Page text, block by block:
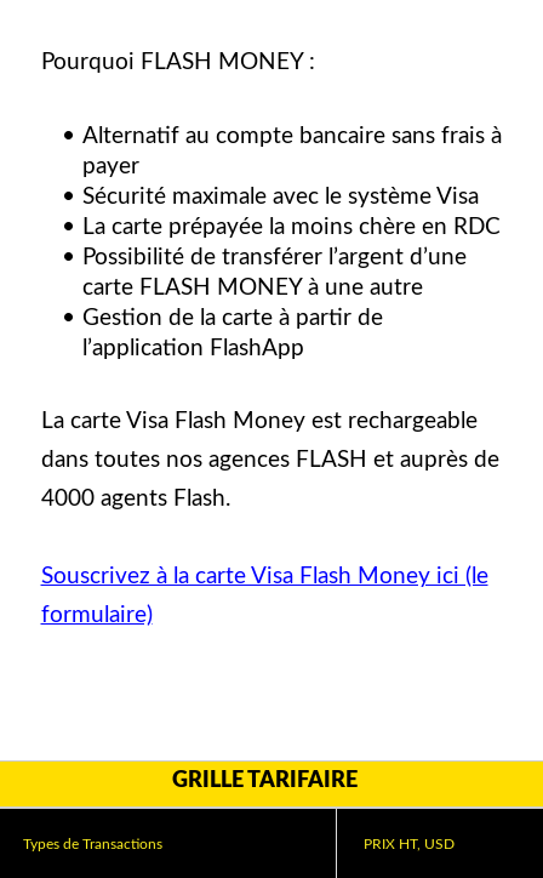
Pourquoi FLASH MONEY :
Alternatif au compte bancaire sans frais à
payer
Sécurité maximale avec le système Visa
La carte prépayée la moins chère en RDC
Possibilité de transférer l’argent d’une
carte FLASH MONEY à une autre
Gestion de la carte à partir de
l’application FlashApp
La carte Visa Flash Money est rechargeable
dans toutes nos agences FLASH et auprès de
4000 agents Flash.
Souscrivez à la carte Visa Flash Money ici (le
formulaire)
GRILLE TARIFAIRE
Types de Transactions PRIX HT, USD